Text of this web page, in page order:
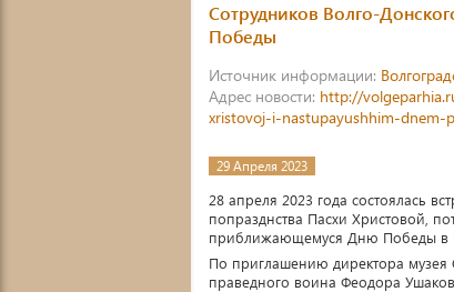
Сотрудников Волго-
Победы
Источник информации:
Адрес новости: http://
xristovoj-i-nastupayushhim-dnem-
29 Апреля 2023
28 апреля 2023 года состоялась
попразднства Пасхи Христовой,
приближающемуся Дню Победы в
По приглашению директора музея
праведного воина Феодора